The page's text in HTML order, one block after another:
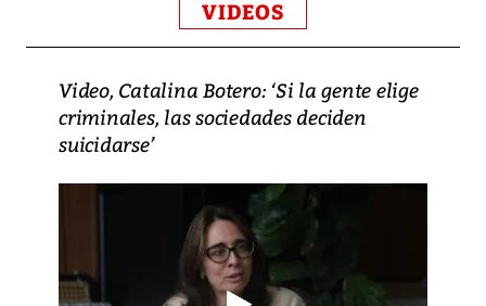
VIDEOS
Video, Catalina Botero: ‘Si la gente elige
criminales, las sociedades deciden
suicidarse’